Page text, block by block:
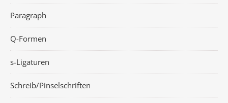
Paragraph
Q-Formen
s-Ligaturen
Schreib/Pinselschriften